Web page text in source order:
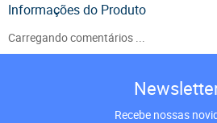
Informações do Produto
Carregando comentários ...
Recebe nossas